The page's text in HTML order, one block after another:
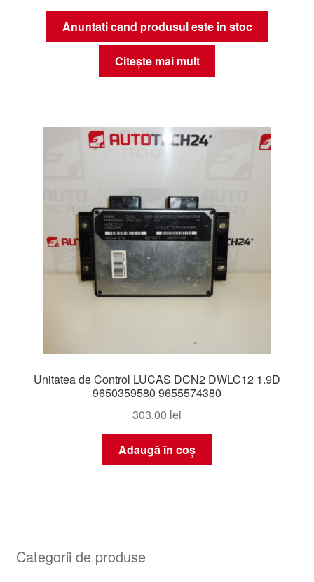
Anuntati cand produsul este in stoc
Citește mai mult
Unitatea de Control LUCAS DCN2 DWLC12 1.9D
9650359580 9655574380
303,00 lei
Adaugă în coș
Categorii de produse